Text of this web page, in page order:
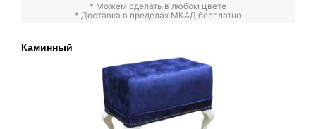
* Можем сделать в любом цвете
* Доставка в пределах МКАД бесплатно
Каминный